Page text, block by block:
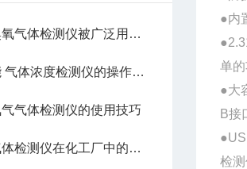
检测仪被广泛用于环境保护等领域
体浓度检测仪的操作指南
气体检测仪的使用技巧
仪在化工厂中的应用丨东日瀛能科技
●内
●
单
●大
B接
●
检